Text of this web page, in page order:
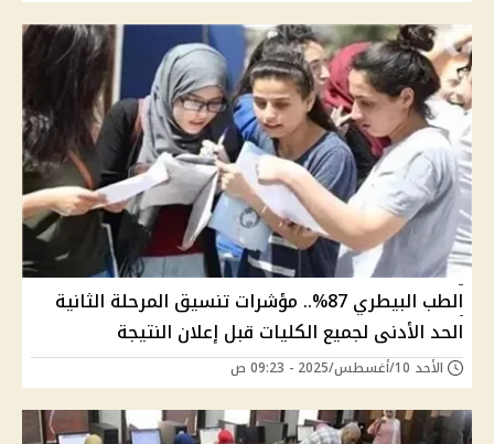
الطب البيطري 87%.. مؤشرات تنسيق المرحلة الثانية
الحد الأدنى لجميع الكليات قبل إعلان النتيجة
الأحد 10/أغسطس/2025 - 09:23 ص